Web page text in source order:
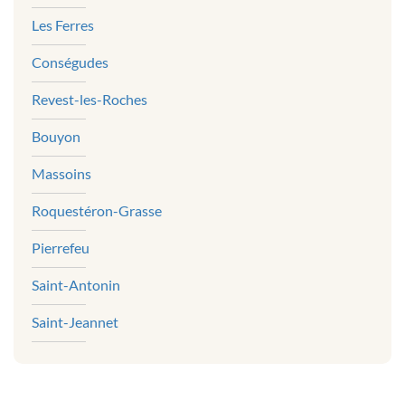
Les Ferres
Conségudes
Revest-les-Roches
Bouyon
Massoins
Roquestéron-Grasse
Pierrefeu
Saint-Antonin
Saint-Jeannet